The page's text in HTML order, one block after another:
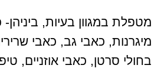
מטפלת במגוון בעיות,
מיגרנות, כאבי גב, כאבי
בחולי סרטן, כאבי אוזניים,